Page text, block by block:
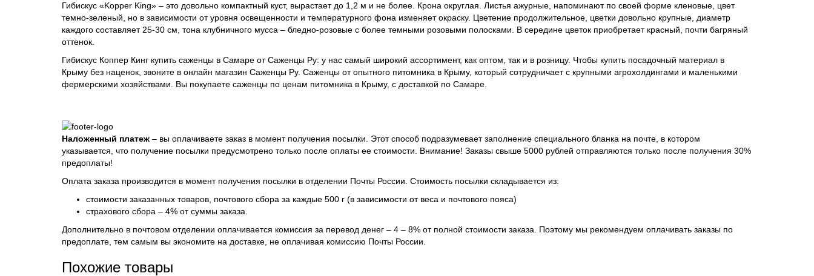
Гибискус «Kopper King» – это довольно компактный куст, вырастает до 1,2 м и не более. Крона округлая. Листья ажурные, напоминают по своей форме кленовые, цвет
темно-зеленый, но в зависимости от уровня освещенности и температурного фона изменяет окраску. Цветение продолжительное, цветки довольно крупные, диаметр
каждого составляет 25-30 см, тона клубничного мусса – бледно-розовые с более темными розовыми полосками. В середине цветок приобретает красный, почти багряный
оттенок.
Гибискус Коппер Кинг купить саженцы в Самаре от Саженцы Ру: у нас самый широкий ассортимент, как оптом, так и в розницу. Чтобы купить посадочный материал в
Крыму без наценок, звоните в онлайн магазин Саженцы Ру. Саженцы от опытного питомника в Крыму, который сотрудничает с крупными агрохолдингами и маленькими
фермерскими хозяйствами. Вы покупаете саженцы по ценам питомника в Крыму, с доставкой по Самаре.
Наложенный платеж – вы оплачиваете заказ в момент получения посылки. Этот способ подразумевает заполнение специального бланка на почте, в котором
указывается, что получение посылки предусмотрено только после оплаты ее стоимости. Внимание! Заказы свыше 5000 рублей отправляются только после получения 30%
предоплаты!
Оплата заказа производится в момент получения посылки в отделении Почты России. Стоимость посылки складывается из:
стоимости заказанных товаров, почтового сбора за каждые 500 г (в зависимости от веса и почтового пояса)
страхового сбора – 4% от суммы заказа.
Дополнительно в почтовом отделении оплачивается комиссия за перевод денег – 4 – 8% от полной стоимости заказа. Поэтому мы рекомендуем оплачивать заказы по
предоплате, тем самым вы экономите на доставке, не оплачивая комиссию Почты России.
Похожие товары